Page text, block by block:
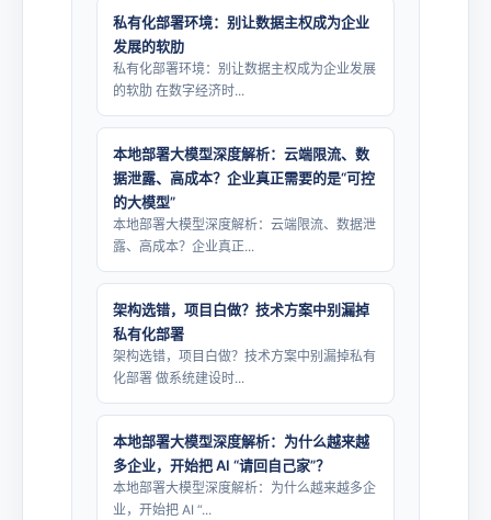
私有化部署环境：别让数据主权成为企业
发展的软肋
私有化部署环境：别让数据主权成为企业发展
的软肋 在数字经济时...
本地部署大模型深度解析：云端限流、数
据泄露、高成本？企业真正需要的是“可控
的大模型”
本地部署大模型深度解析：云端限流、数据泄
露、高成本？企业真正...
架构选错，项目白做？技术方案中别漏掉
私有化部署
架构选错，项目白做？技术方案中别漏掉私有
化部署 做系统建设时...
本地部署大模型深度解析：为什么越来越
多企业，开始把 AI “请回自己家”？
本地部署大模型深度解析：为什么越来越多企
业，开始把 AI “...